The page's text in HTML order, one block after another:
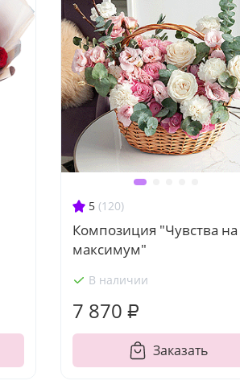
5 (120)
Композиция "Чувства на
максимум"
В наличии
7 870 ₽
Заказать